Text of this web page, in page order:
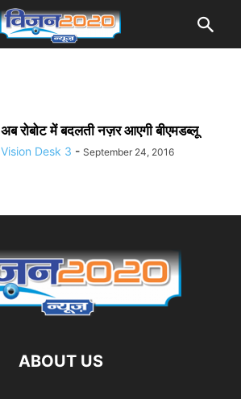
अब रोबोट में बदलती नज़र आएगी बीएमडब्लू
Vision Desk 3 - September 24, 2016
ABOUT US